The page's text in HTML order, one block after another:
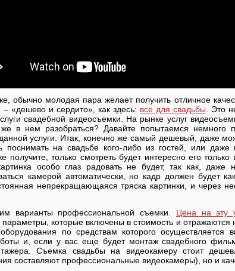
обычно молодая пара желает получить отличное
– «дешево и сердито», как здесь: все для свадьбы . Это
свадебной видеосъемки. На рынке услуг
в нем разобраться? Давайте попытаемся немного
услуги. Итак, конечно же самый дешевый, даже
поснимать на свадьбе кого-либо из гостей, или
получите, только смотреть будет интересно его
особо глаз радовать не будет, так как,
камерой автоматически, но кадр должен будет
непрекращающаяся тряска картинки, и через
варианты профессиональной съемки. Цена на эту
которые включены в стоимость и отражаются
оборудования по средствам которого осуществляется
и, если у вас еще будет монтаж свадебного
Съемка свадьбы на видеокамеру стоит
составляют профессиональные видеокамеры), но и